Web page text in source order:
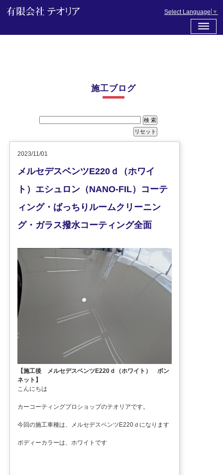
Select Language ▼
施工ブログ
2023/11/01
メルセデスベンツE220ｄ（ホワイ
ト）エシュロン（NANO-FIL）コーテ
ィング・ばっちりルームクリーニン
グ・ガラス撥水コーティング全面
【施工後 メルセデスベンツE220ｄ（ホワイト） ボン
ネット】
こんにちは
カーコーティングプロショップのテオリアです。
今回の施工車種は、メルセデスベンツE220ｄになります
ボディーカラーは、ホワイトです